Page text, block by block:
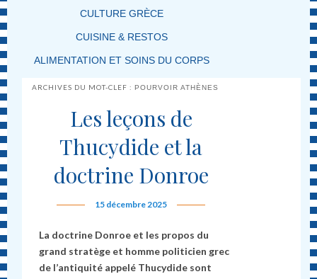
CULTURE GRÈCE
CUISINE & RESTOS
ALIMENTATION ET SOINS DU CORPS
ARCHIVES DU MOT-CLEF :POURVOIR ATHÈNES
Les leçons de
Thucydide et la
doctrine Donroe
15 décembre 2025
La doctrine Donroe et les propos du
grand stratège et homme politicien grec
de l’antiquité appelé Thucydide sont